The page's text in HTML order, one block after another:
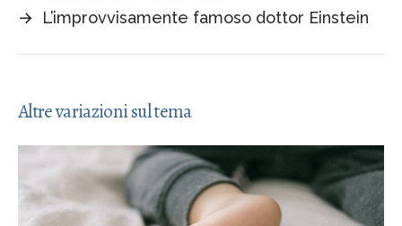
→
L’improvvisamente famoso dottor Einstein
Altre variazioni sul tema